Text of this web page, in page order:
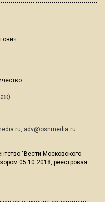
, adv@osnmedia.ru
"Вести Московского
05.10.2018, реестровая